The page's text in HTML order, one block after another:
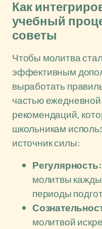
Как
учебный
советы
Чтобы молитва
эффективным
выработать
частью
рекомендаций,
школьникам
источник силы:
Регулярность:
молитвы
периоды
молитвой